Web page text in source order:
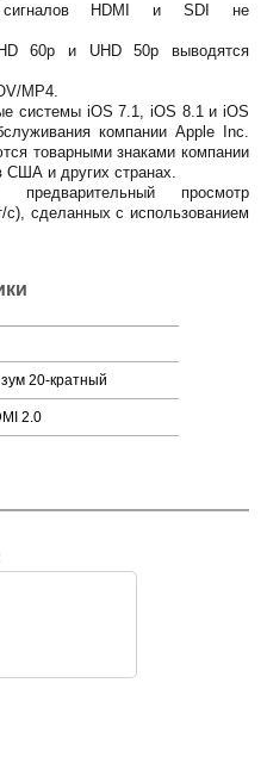
сигналов HDMI и SDI не
60p и UHD 50p выводятся
MP4.
системы iOS 7.1, iOS 8.1 и iOS
компании Apple Inc.
товарными знаками компании
США и других странах.
просмотр
с), сделанных с использованием
20-кратный
2.0